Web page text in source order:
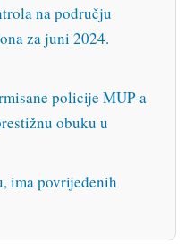
na području
za juni 2024.
policije MUP-a
obuku u
ima povrijeđenih